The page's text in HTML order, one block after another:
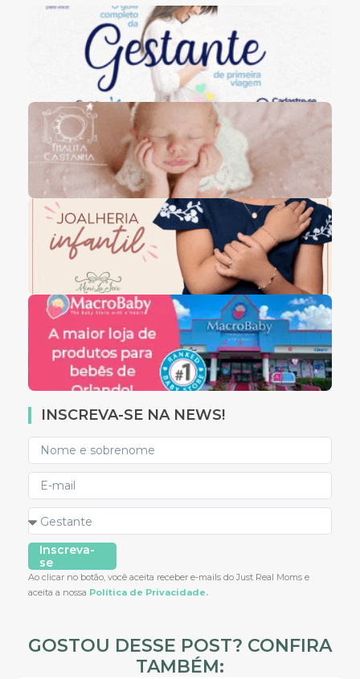
INSCREVA-SE NA NEWS!
Inscreva-
se
Ao clicar no botão, você aceita receber e-mails do Just Real Moms e
aceita a nossa Política de Privacidade.
GOSTOU DESSE POST? CONFIRA
TAMBÉM: